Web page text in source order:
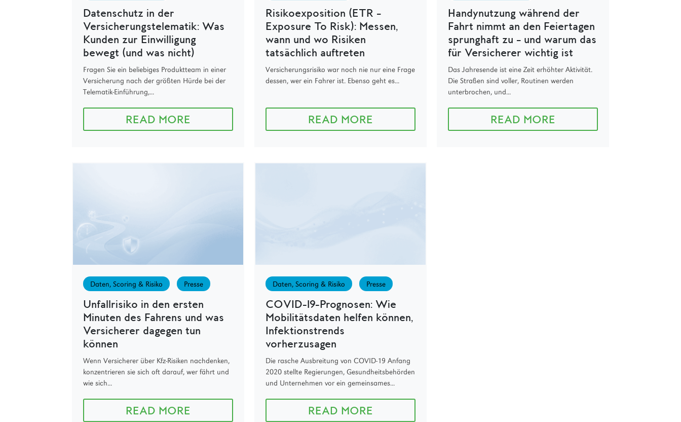
Datenschutz in der
Versicherungstelematik: Was
Kunden zur Einwilligung
bewegt (und was nicht)
Fragen Sie ein beliebiges Produktteam in einer
Versicherung nach der größten Hürde bei der
Telematik-Einführung,...
READ MORE
Risikoexposition (ETR –
Exposure To Risk): Messen,
wann und wo Risiken
tatsächlich auftreten
Versicherungsrisiko war noch nie nur eine Frage
dessen, wer ein Fahrer ist. Ebenso geht es...
READ MORE
Handynutzung während der
Fahrt nimmt an den Feiertagen
sprunghaft zu – und warum das
für Versicherer wichtig ist
Das Jahresende ist eine Zeit erhöhter Aktivität.
Die Straßen sind voller, Routinen werden
unterbrochen, und...
READ MORE
Daten, Scoring & Risiko Presse
Unfallrisiko in den ersten
Minuten des Fahrens und was
Versicherer dagegen tun
können
Wenn Versicherer über Kfz-Risiken nachdenken,
konzentrieren sie sich oft darauf, wer fährt und
wie sich...
READ MORE
Daten, Scoring & Risiko Presse
COVID-19-Prognosen: Wie
Mobilitätsdaten helfen können,
Infektionstrends
vorherzusagen
Die rasche Ausbreitung von COVID-19 Anfang
2020 stellte Regierungen, Gesundheitsbehörden
und Unternehmen vor ein gemeinsames...
READ MORE